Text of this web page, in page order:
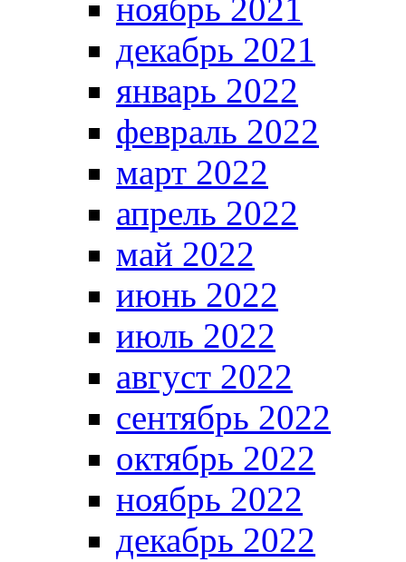
ноябрь 2021
декабрь 2021
январь 2022
февраль 2022
март 2022
апрель 2022
май 2022
июнь 2022
июль 2022
август 2022
сентябрь 2022
октябрь 2022
ноябрь 2022
декабрь 2022